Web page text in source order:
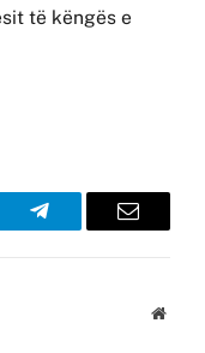
të këngës e
Telegram Email